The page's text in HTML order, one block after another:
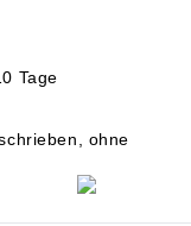
Tage
ohne